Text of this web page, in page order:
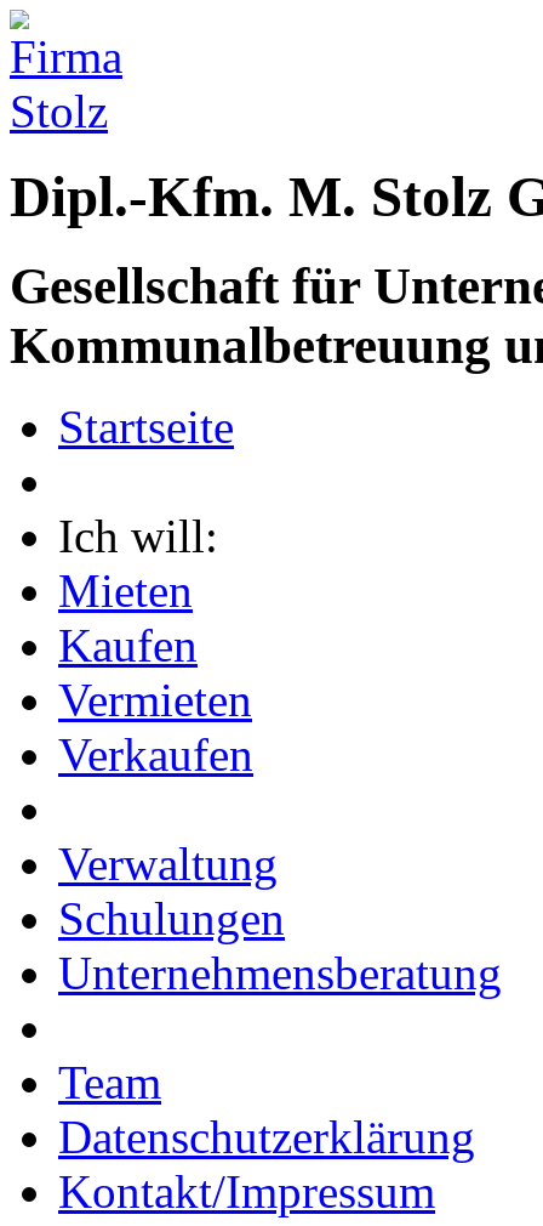
Dipl.-Kfm. M. Stolz
Gesellschaft für
Kommunalbetreuung
Startseite
Ich will:
Mieten
Kaufen
Vermieten
Verkaufen
Verwaltung
Schulungen
Unternehmensberatung
Team
Datenschutzerklärung
Kontakt/Impressum